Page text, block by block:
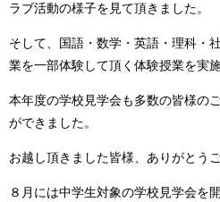
ラブ活動の様子を見て頂きました。
そして、国語・数学・英語・理科・
業を一部体験して頂く体験授業を実
本年度の学校見学会も多数の皆様の
ができました。
お越し頂きました皆様、ありがとう
８月には中学生対象の学校見学会を